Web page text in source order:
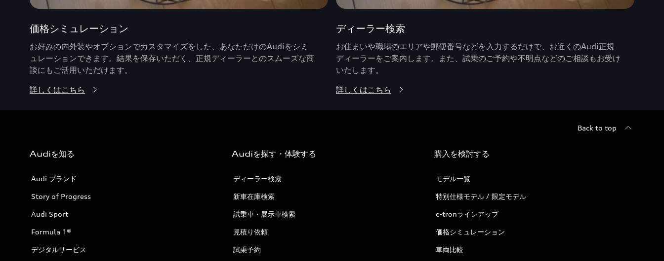
価格シミュレーション
お好みの内外装やオプションでカスタマイズをした、あなただけのAudiをシミ
ュレーションできます。結果を保存いただく、正規ディーラーとのスムーズな商
談にもご活用いただけます。
詳しくはこちら
ディーラー検索
お住まいや職場のエリアや郵便番号などを入力するだけで、お近くのAudi正規
ディーラーをご案内します。また、試乗のご予約や不明点などのご相談もお受け
いたします。
詳しくはこちら
Back to top
Audiを知る
Audi ブランド
Story of Progress
Audi Sport
Formula 1®
デジタルサービス
Audiを探す・体験する
ディーラー検索
新車在庫検索
試乗車・展示車検索
見積り依頼
試乗予約
購入を検討する
モデル一覧
特別仕様モデル / 限定モデル
e-tronラインアップ
価格シミュレーション
車両比較